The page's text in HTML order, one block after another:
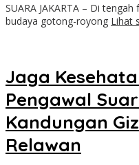
SUARA JAKARTA – Di
budaya gotong-royong Lihat
Jaga
Pengawal
Kandungan
Relawan